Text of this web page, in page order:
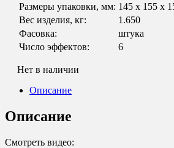
Размеры упаковки, мм: 145 х 155 х
Вес изделия, кг:
1.650
Фасовка:
штука
Число эффектов:
6
Нет в наличии
Описание
Описание
Смотреть видео: